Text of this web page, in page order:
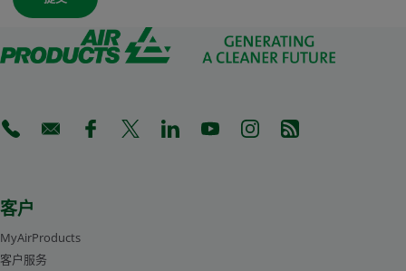
(Opens in a new tab)
(Opens in a new tab)
(Opens in a new tab)
(Opens in a new tab)
(Opens in a new tab)
(Opens in a new tab)
(Opens in a new tab)
(Opens in a new
客户
MyAirProducts
客户服务